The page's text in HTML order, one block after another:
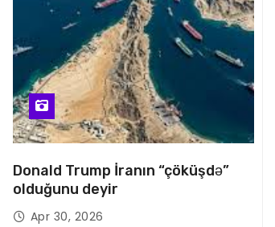
Donald Trump İranın “çöküşdə”
olduğunu deyir
Apr 30, 2026